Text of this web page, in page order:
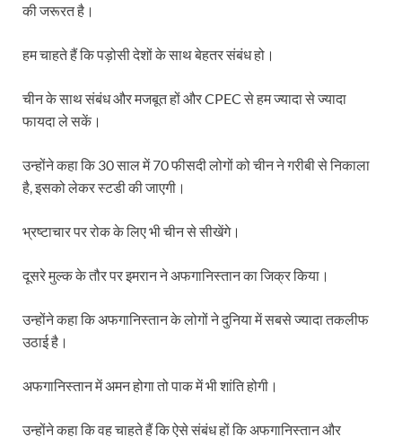
की जरूरत है।
हम चाहते हैं कि पड़ोसी देशों के साथ बेहतर संबंध हो।
चीन के साथ संबंध और मजबूत हों और CPEC से हम ज्यादा से ज्यादा
फायदा ले सकें।
उन्होंने कहा कि 30 साल में 70 फीसदी लोगों को चीन ने गरीबी से निकाला
है, इसको लेकर स्टडी की जाएगी।
भ्रष्टाचार पर रोक के लिए भी चीन से सीखेंगे।
दूसरे मुल्क के तौर पर इमरान ने अफगानिस्तान का जिक्र किया।
उन्होंने कहा कि अफगानिस्तान के लोगों ने दुनिया में सबसे ज्यादा तकलीफ
उठाई है।
अफगानिस्तान में अमन होगा तो पाक में भी शांति होगी।
उन्होंने कहा कि वह चाहते हैं कि ऐसे संबंध हों कि अफगानिस्तान और